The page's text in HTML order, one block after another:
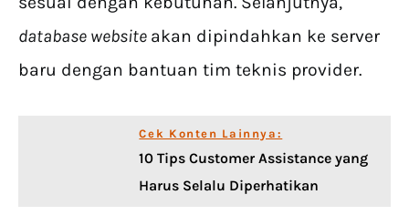
database website akan dipindahkan ke server
baru dengan bantuan tim teknis provider.
Cek Konten Lainnya:
10 Tips Customer Assistance yang
Harus Selalu Diperhatikan